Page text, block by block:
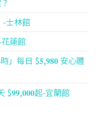
?
-士林館
蓮館
」每日 $𝟓,𝟗𝟖𝟎 安心體
$𝟗𝟗,𝟎𝟎𝟎起-宜蘭館